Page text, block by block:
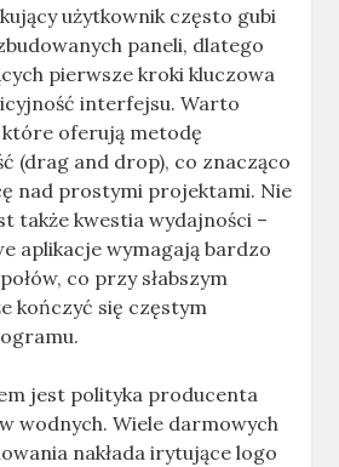
użytkownik często gubi
paneli, dlatego
pierwsze kroki kluczowa
interfejsu. Warto
oferują metodę
(drag and drop), co znacząco
nad prostymi projektami. Nie
także kwestia wydajności –
aplikacje wymagają bardzo
co przy słabszym
kończyć się częstym
jest polityka producenta
wodnych. Wiele darmowych
nakłada irytujące logo